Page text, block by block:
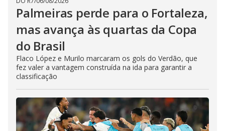
Palmeiras perde para o Fortaleza,
mas avança às quartas da Copa
do Brasil
Flaco López e Murilo marcaram os gols do Verdão, que
fez valer a vantagem construída na ida para garantir a
classificação